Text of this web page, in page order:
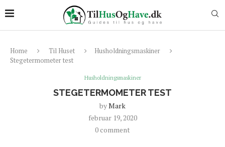
Home Til Huset
Husholdningsmaskiner
Stegetermometer test
Husholdningsmaskiner
STEGETERMOMETER TEST
byMark
februar 19, 2020
0 comment